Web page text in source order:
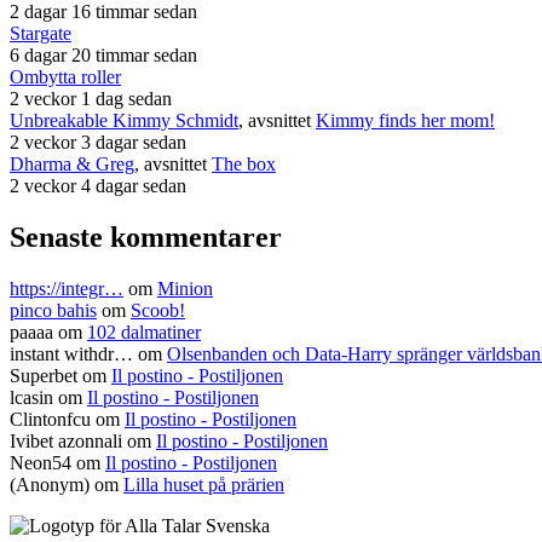
2 dagar 16 timmar sedan
Stargate
6 dagar 20 timmar sedan
Ombytta roller
2 veckor 1 dag sedan
Unbreakable Kimmy Schmidt, avsnittet Kimmy finds her mom!
2 veckor 3 dagar sedan
Dharma & Greg, avsnittet The box
2 veckor 4 dagar sedan
Senaste kommentarer
https://integr… om Minion
pinco bahis om Scoob!
paaaa om 102 dalmatiner
instant withdr… om Olsenbanden och Data-Harry spränger
Superbet om Il postino - Postiljonen
lcasin om Il postino - Postiljonen
Clintonfcu om Il postino - Postiljonen
Ivibet azonnali om Il postino - Postiljonen
Neon54 om Il postino - Postiljonen
(Anonym) om Lilla huset på prärien